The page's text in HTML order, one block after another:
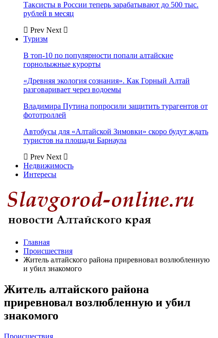
Таксисты в России теперь зарабатывают до 500 тыс.
рублей в месяц
Prev Next
Туризм
В топ-10 по популярности попали алтайские
горнолыжные курорты
«Древняя экология сознания». Как Горный Алтай
разговаривает через водоемы
Владимира Путина попросили защитить турагентов от
фототроллей
Автобусы для «Алтайской Зимовки» скоро будут ждать
туристов на площади Барнаула
Prev Next
Недвижимость
Интересы
Главная
Происшествия
Житель алтайского района приревновал возлюбленную
и убил знакомого
Житель алтайского района
приревновал возлюбленную и убил
знакомого
Происшествия